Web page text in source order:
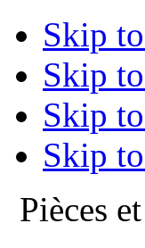
Skip
Skip
Skip
Skip
Pièces